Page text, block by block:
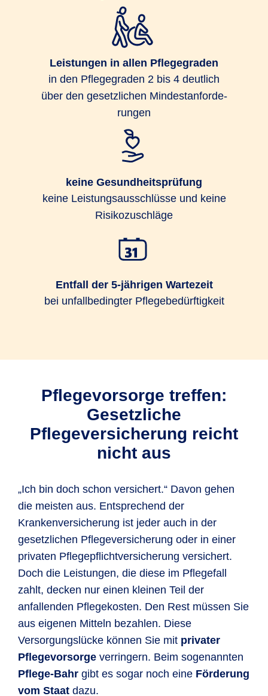
Leistungen in allen Pflegegraden
in den Pflege­graden 2 bis 4 deut­lich
über den gesetz­lichen Min­dest­an­for­de­
rungen
keine Gesundheitsprüfung
keine Leistungsausschlüsse und keine
Risikozuschläge
Entfall der 5-jährigen Wartezeit
bei unfallbedingter Pflegebedürftigkeit
Pflegevorsorge treffen:
Gesetzliche
Pflegeversicherung reicht
nicht aus
„Ich bin doch schon versichert.“ Davon gehen
die meisten aus. Entsprechend der
Krankenversicherung ist jeder auch in der
gesetzlichen Pflegeversicherung oder in einer
privaten Pflegepflichtversicherung versichert.
Doch die Leistungen, die diese im Pflegefall
zahlt, decken nur einen kleinen Teil der
anfallenden Pflegekosten. Den Rest müssen Sie
aus eigenen Mitteln bezahlen. Diese
Versorgungslücke können Sie mit privater
Pflegevorsorge verringern. Beim sogenannten
Pflege-Bahr gibt es sogar noch eine Förderung
vom Staat dazu.